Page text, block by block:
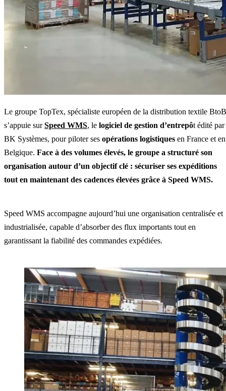
Le groupe TopTex, spécialiste européen de la distribution textile
s’appuie surSpeed WMS, le logiciel de gestion d’entrepôt édité par
BK Systèmes, pour piloter ses opérations logistiques en France et en
Belgique. Face à des volumes élevés, le groupe a structuré son
organisation autour d’un objectif clé : sécuriser ses expéditions
tout en maintenant des cadences élevées grâce à Speed WMS.
Speed WMS accompagne aujourd’hui une organisation centralisée et
industrialisée, capable d’absorber des flux importants tout en
garantissant la fiabilité des commandes expédiées.